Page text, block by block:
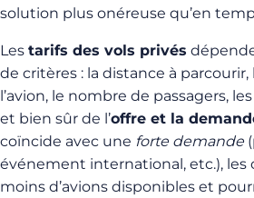
solution plus onéreuse qu’en
Les tarifs des vols privés
de critères : la distance à
l’avion, le nombre de passagers,
et bien sûr de l’offre et la
coïncide avec une forte demande
événement international, etc.), les
moins d’avions disponibles et